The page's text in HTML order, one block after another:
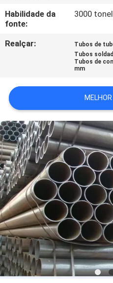
NOTÍCIAS
SOLICITE UM
ORÇAMENTO
MAPA
DO
SITE
POLÍTICA
DE
PRIVACIDADE
Habilidade da
fonte:
3000
Realçar: Tubos de
Tubos
Tubos de
mm